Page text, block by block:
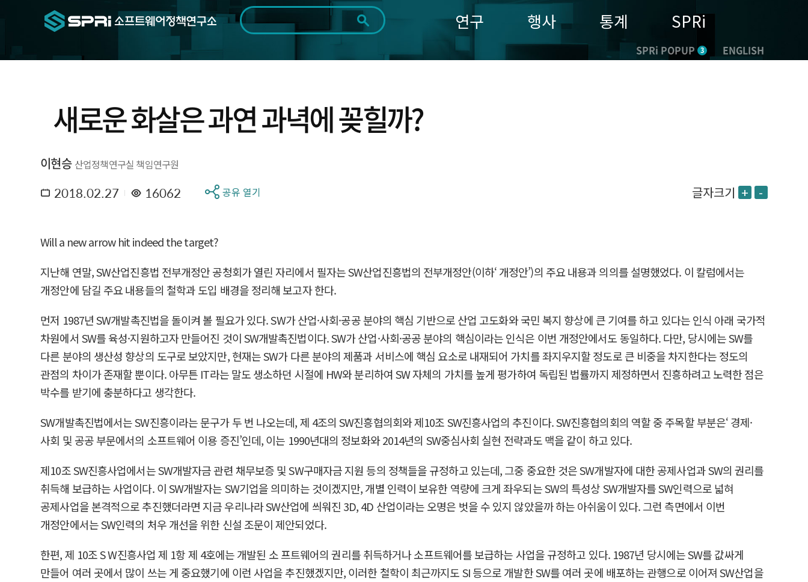
기간 전체 1일 1주 1개월 3개월 1년
작
일
지
막
일
조회
연구 행사 통계 SPRi
SPRi POPUP 3 ENGLISH
새로운 화살은 과연 과녁에 꽂힐까?
이현승 산업정책연구실 책임연구원
2018.02.27 16062 공유 열기 글자크기 + -
Will a new arrow hit indeed the target?
지난해 연말, SW산업진흥법 전부개정안 공청회가 열린 자리에서 필자는 SW산업진흥법의 전부개정안(이하‘ 개정안’)의 주요 내용과 의의를 설명했었다. 이 칼럼에서는
개정안에 담길 주요 내용들의 철학과 도입 배경을 정리해 보고자 한다.
먼저 1987년 SW개발촉진법을 돌이켜 볼 필요가 있다. SW가 산업·사회·공공 분야의 핵심 기반으로 산업 고도화와 국민 복지 향상에 큰 기여를 하고 있다는 인식 아래 국가적
차원에서 SW를 육성·지원하고자 만들어진 것이 SW개발촉진법이다. SW가 산업·사회·공공 분야의 핵심이라는 인식은 이번 개정안에서도 동일하다. 다만, 당시에는 SW를
다른 분야의 생산성 향상의 도구로 보았지만, 현재는 SW가 다른 분야의 제품과 서비스에 핵심 요소로 내재되어 가치를 좌지우지할 정도로 큰 비중을 차지한다는 정도의
관점의 차이가 존재할 뿐이다. 아무튼 IT라는 말도 생소하던 시절에 HW와 분리하여 SW 자체의 가치를 높게 평가하여 독립된 법률까지 제정하면서 진흥하려고 노력한 점은
박수를 받기에 충분하다고 생각한다.
SW개발촉진법에서는 SW진흥이라는 문구가 두 번 나오는데, 제 4조의 SW진흥협의회와 제10조 SW진흥사업의 추진이다. SW진흥협의회의 역할 중 주목할 부분은‘ 경제·
사회 및 공공 부문에서의 소프트웨어 이용 증진’인데, 이는 1990년대의 정보화와 2014년의 SW중심사회 실현 전략과도 맥을 같이 하고 있다.
제10조 SW진흥사업에서는 SW개발자금 관련 채무보증 및 SW구매자금 지원 등의 정책들을 규정하고 있는데, 그중 중요한 것은 SW개발자에 대한 공제사업과 SW의 권리를
취득해 보급하는 사업이다. 이 SW개발자는 SW기업을 의미하는 것이겠지만, 개별 인력이 보유한 역량에 크게 좌우되는 SW의 특성상 SW개발자를 SW인력으로 넓혀
공제사업을 본격적으로 추진했더라면 지금 우리나라 SW산업에 씌워진 3D, 4D 산업이라는 오명은 벗을 수 있지 않았을까 하는 아쉬움이 있다. 그런 측면에서 이번
개정안에서는 SW인력의 처우 개선을 위한 신설 조문이 제안되었다.
한편, 제 10조 S W진흥사업 제 1항 제 4호에는 개발된 소 프트웨어의 권리를 취득하거나 소프트웨어를 보급하는 사업을 규정하고 있다. 1987년 당시에는 SW를 값싸게
만들어 여러 곳에서 많이 쓰는 게 중요했기에 이런 사업을 추진했겠지만, 이러한 철학이 최근까지도 SI 등으로 개발한 SW를 여러 곳에 배포하는 관행으로 이어져 SW산업을